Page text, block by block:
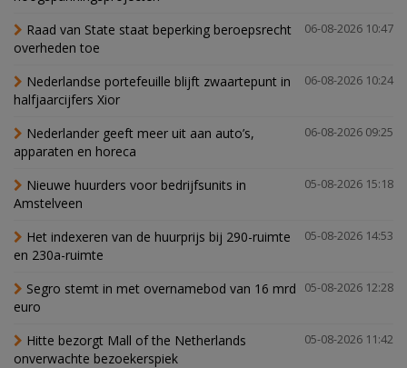
06-08-2026 10:47
Raad van State staat beperking beroepsrecht
overheden toe
06-08-2026 10:24
Nederlandse portefeuille blijft zwaartepunt in
halfjaarcijfers Xior
06-08-2026 09:25
Nederlander geeft meer uit aan auto’s,
apparaten en horeca
05-08-2026 15:18
Nieuwe huurders voor bedrijfsunits in
Amstelveen
05-08-2026 14:53
Het indexeren van de huurprijs bij 290-ruimte
en 230a-ruimte
05-08-2026 12:28
Segro stemt in met overnamebod van 16 mrd
euro
05-08-2026 11:42
Hitte bezorgt Mall of the Netherlands
onverwachte bezoekerspiek